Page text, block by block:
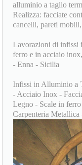
alluminio a taglio
Realizza: facciate
cancelli, pareti
Lavorazioni di infissi
ferro e in acciaio
- Enna - Sicilia
Infissi in Alluminio a
- Acciaio Inox -
Legno - Scale in
Carpenteria